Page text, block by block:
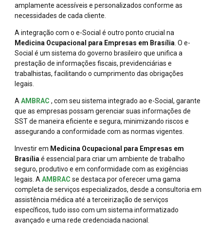
amplamente acessíveis e personalizados conforme as
necessidades de cada cliente.
A integração com o e-Social é outro ponto crucial na
Medicina Ocupacional para Empresas em Brasília . O e-
Social é um sistema do governo brasileiro que unifica a
prestação de informações fiscais, previdenciárias e
trabalhistas, facilitando o cumprimento das obrigações
legais.
A AMBRAC , com seu sistema integrado ao e-Social, garante
que as empresas possam gerenciar suas informações de
SST de maneira eficiente e segura, minimizando riscos e
assegurando a conformidade com as normas vigentes.
Investir em Medicina Ocupacional para Empresas em
Brasília é essencial para criar um ambiente de trabalho
seguro, produtivo e em conformidade com as exigências
legais. A AMBRAC se destaca por oferecer uma gama
completa de serviços especializados, desde a consultoria em
assistência médica até a terceirização de serviços
específicos, tudo isso com um sistema informatizado
avançado e uma rede credenciada nacional.